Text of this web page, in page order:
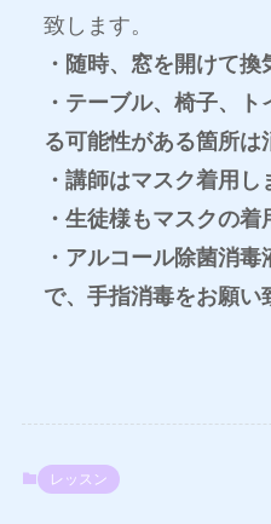
致します。
・随時、窓を開けて換
・テーブル、椅子、
る可能性がある箇所は
・講師はマスク着用し
・生徒様もマスクの着
・アルコール除菌消
で、手指消毒をお願い
レッスン